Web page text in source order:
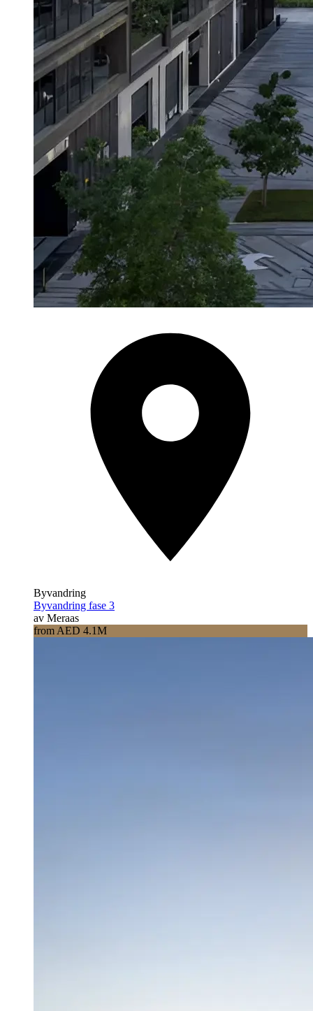
Byvandring
Byvandring fase 3
av Meraas
from AED 4.1M